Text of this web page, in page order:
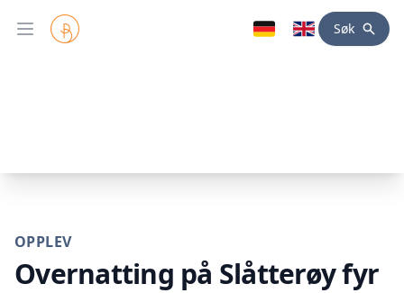
Open main menu Søk
OPPLEV
Overnatting på Slåtterøy fyr